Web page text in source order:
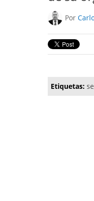
Por
Etiquetas: